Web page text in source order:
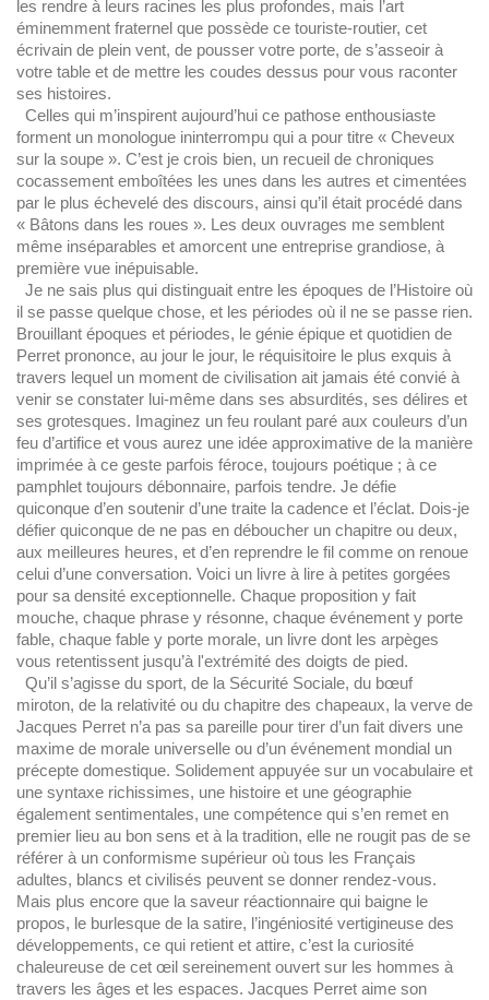
les rendre à leurs racines les plus profondes, mais l’art
éminemment fraternel que possède ce touriste-routier, cet
écrivain de plein vent, de pousser votre porte, de s’asseoir à
votre table et de mettre les coudes dessus pour vous raconter
ses histoires.
Celles qui m’inspirent aujourd’hui ce pathose enthousiaste
forment un monologue ininterrompu qui a pour titre « Cheveux
sur la soupe ». C’est je crois bien, un recueil de chroniques
cocassement emboîtées les unes dans les autres et cimentées
par le plus échevelé des discours, ainsi qu’il était procédé dans
« Bâtons dans les roues ». Les deux ouvrages me semblent
même inséparables et amorcent une entreprise grandiose, à
première vue inépuisable.
Je ne sais plus qui distinguait entre les époques de l’Histoire où
il se passe quelque chose, et les périodes où il ne se passe rien.
Brouillant époques et périodes, le génie épique et quotidien de
Perret prononce, au jour le jour, le réquisitoire le plus exquis à
travers lequel un moment de civilisation ait jamais été convié à
venir se constater lui-même dans ses absurdités, ses délires et
ses grotesques. Imaginez un feu roulant paré aux couleurs d’un
feu d’artifice et vous aurez une idée approximative de la manière
imprimée à ce geste parfois féroce, toujours poétique ; à ce
pamphlet toujours débonnaire, parfois tendre. Je défie
quiconque d’en soutenir d’une traite la cadence et l’éclat. Dois-je
défier quiconque de ne pas en déboucher un chapitre ou deux,
aux meilleures heures, et d’en reprendre le fil comme on renoue
celui d’une conversation. Voici un livre à lire à petites gorgées
pour sa densité exceptionnelle. Chaque proposition y fait
mouche, chaque phrase y résonne, chaque événement y porte
fable, chaque fable y porte morale, un livre dont les arpèges
vous retentissent jusqu’à l'extrémité des doigts de pied.
Qu’il s’agisse du sport, de la Sécurité Sociale, du bœuf
miroton, de la relativité ou du chapitre des chapeaux, la verve de
Jacques Perret n’a pas sa pareille pour tirer d’un fait divers une
maxime de morale universelle ou d’un événement mondial un
précepte domestique. Solidement appuyée sur un vocabulaire et
une syntaxe richissimes, une histoire et une géographie
également sentimentales, une compétence qui s’en remet en
premier lieu au bon sens et à la tradition, elle ne rougit pas de se
référer à un conformisme supérieur où tous les Français
adultes, blancs et civilisés peuvent se donner rendez-vous.
Mais plus encore que la saveur réactionnaire qui baigne le
propos, le burlesque de la satire, l’ingéniosité vertigineuse des
développements, ce qui retient et attire, c’est la curiosité
chaleureuse de cet œil sereinement ouvert sur les hommes à
travers les âges et les espaces. Jacques Perret aime son